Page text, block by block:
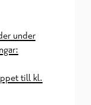
under
till kl.